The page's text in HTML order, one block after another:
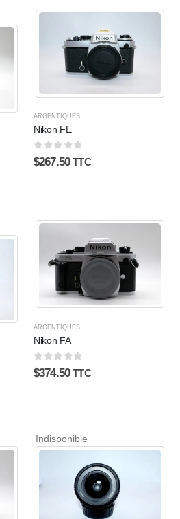
ARGENTIQUES
Nikon FE
0sur 5
$267.50 TTC
ARGENTIQUES
Nikon FA
0sur 5
$374.50 TTC
Indisponible